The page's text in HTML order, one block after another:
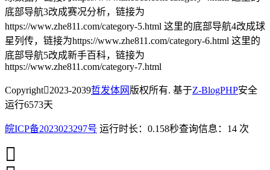
底部导航3改成赛况分析，链接为
https://www.zhe811.com/category-5.html 这里的底部导航4改成球
星列传，链接为https://www.zhe811.com/category-6.html 这里的
底部导航5改成新手百科，链接为
https://www.zhe811.com/category-7.html
Copyright 2023-2039哲发体网 版权所有. 基于Z-BlogPHP安全
运行6573天
皖ICP备2023023297号 运行时长：0.158秒查询信息：14 次